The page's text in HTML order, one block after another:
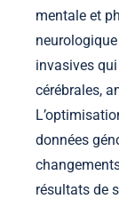
mentale et
invasives
cérébrales,
données
résultats de